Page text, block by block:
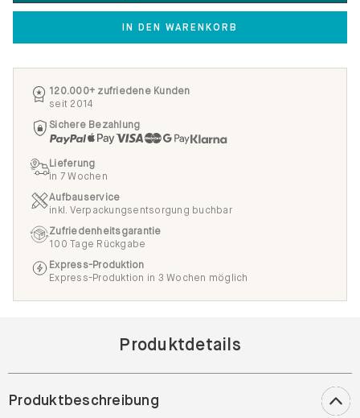
IN DEN WARENKORB
120.000+ zufriedene Kunden
seit 2014
Sichere Bezahlung
Lieferung
in 7 Wochen
Aufbauservice
inkl. Verpackungsentsorgung buchbar
Zufriedenheitsgarantie
100 Tage Rückgabe
Express-Produktion
Express-Produktion in 3 Wochen möglich
Produktdetails
Produktbeschreibung